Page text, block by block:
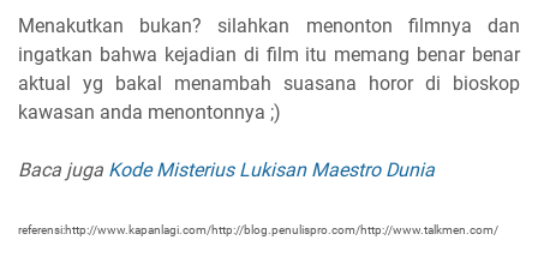
Menakutkan bukan? silahkan menonton filmnya dan
ingatkan bahwa kejadian di film itu memang benar benar
aktual yg bakal menambah suasana horor di bioskop
kawasan anda menontonnya ;)
Baca juga Kode Misterius Lukisan Maestro Dunia
referensi:http://www.kapanlagi.com/http://blog.penulispro.com/http://www.talkmen.com/